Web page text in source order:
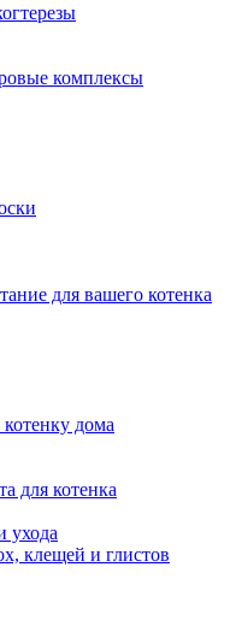
комплексы
для вашего котенка
дома
для котенка
ухода
клещей и глистов